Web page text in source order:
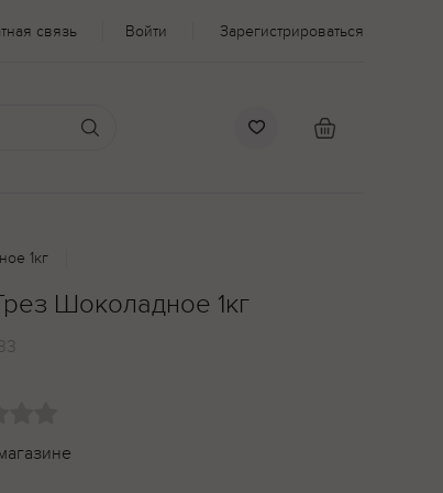
связь Войти Зарегистрироваться
1кг
Шоколадное 1кг